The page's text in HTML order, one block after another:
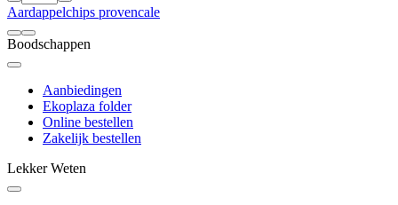
Aardappelchips provencale
Boodschappen
Aanbiedingen
Ekoplaza folder
Online bestellen
Zakelijk bestellen
Lekker Weten